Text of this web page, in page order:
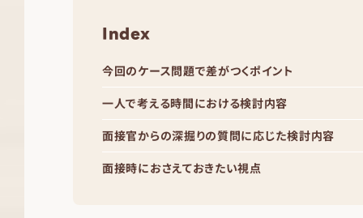
Index
今回のケース問題で差がつくポイント
一人で考える時間における検討内容
面接官からの深掘りの質問に応じた検討内容
面接時におさえておきたい視点